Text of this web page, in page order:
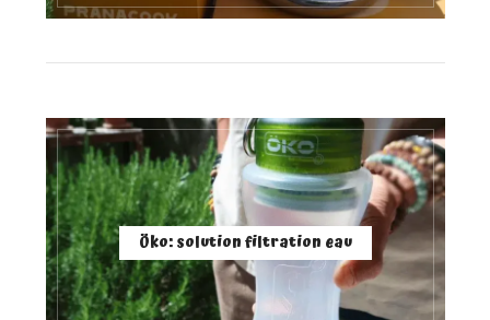
Öko: solution filtration eau